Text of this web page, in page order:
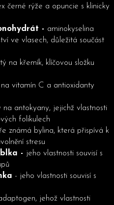
černé rýže a opuncie s klinicky
- aminokyselina
ve vlasech, důležitá součást
na křemík, klíčovou složku
vitamín C a antioxidanty
na antokyany, jejichž vlastnosti
folikulech
známá bylina, která přispívá k
stresu
- jeho vlastnosti souvisí s
- jeho vlastnosti souvisí s
jehož vlastnosti